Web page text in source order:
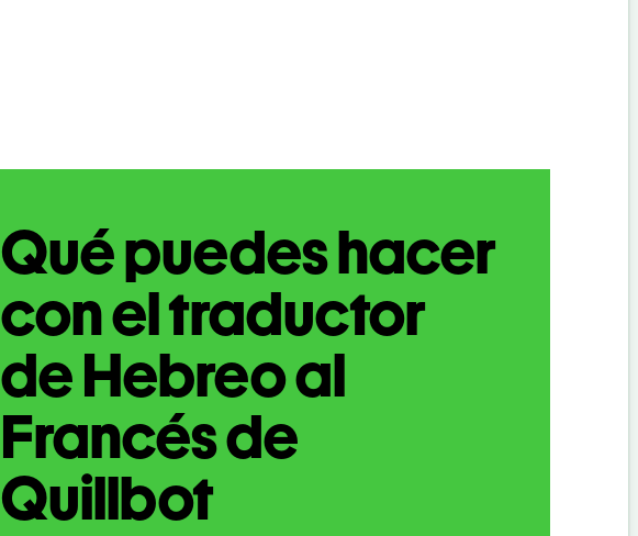
Qué puedes hacer
con el traductor
de Hebreo al
Francés de
Quillbot